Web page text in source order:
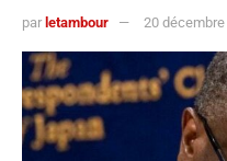
par letambour 20